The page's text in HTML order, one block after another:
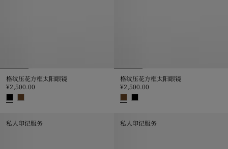
格纹压花方框太阳眼镜
¥2,500.00
格纹压花方框太阳眼镜
¥2,500.00
私人印记服务 私人印记服务